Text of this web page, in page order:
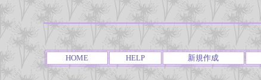
HOME HELP 新規作成